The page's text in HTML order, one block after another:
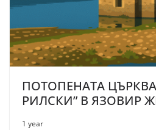
ПОТОПЕНАТА
РИЛСКИ” В ЯЗОВИР
1 year